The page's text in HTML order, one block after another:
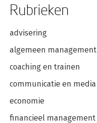
Rubrieken
advisering
algemeen management
coaching en trainen
communicatie en media
economie
financieel management